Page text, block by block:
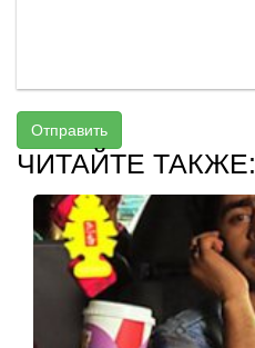
Отправить
ЧИТАЙТЕ ТАКЖЕ: